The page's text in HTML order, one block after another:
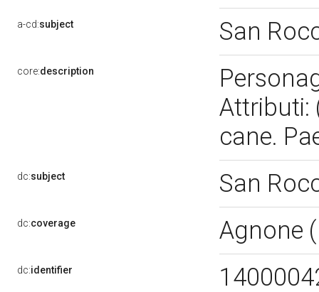
a-cd:subject San
core:description
Attributi:
cane.
dc:subject San
dc:coverage Agnone
dc:identifier